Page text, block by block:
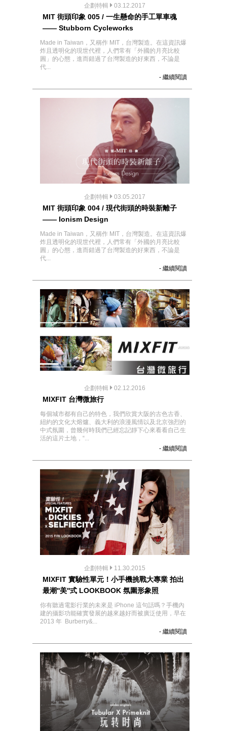
企劃特輯 03.12.2017
MIT 街頭印象 005 / 一生懸命的手工單車魂
—— Stubborn Cycleworks
Made in Taiwan，又稱作 MIT，台灣製造。在這資訊爆
炸且透明化的現世代裡，人們常有「外國的月亮比較
圓」的心態，進而錯過了台灣製造的好東西，不論是
代...
- 繼續閱讀
企劃特輯 03.05.2017
MIT 街頭印象 004 / 現代街頭的時裝新離子
—— Ionism Design
Made in Taiwan，又稱作 MIT，台灣製造。在這資訊爆
炸且透明化的現世代裡，人們常有「外國的月亮比較
圓」的心態，進而錯過了台灣製造的好東西，不論是
代...
- 繼續閱讀
企劃特輯 02.12.2016
MIXFIT 台灣微旅行
每個城市都有自己的特色，我們欣賞大阪的古色古香、
紐約的文化大熔爐、義大利的浪漫風情以及北京強烈的
中式氛圍，曾幾何時我們已經忘記靜下心來看看自己生
活的這片土地，“...
- 繼續閱讀
企劃特輯 11.30.2015
MIXFIT 實驗性單元！小手機挑戰大專業 拍出
最潮''美''式 LOOKBOOK 氛圍形象照
你有聽過電影行業的未來是 iPhone 這句話嗎？手機內
建的攝影功能確實發展的越來越好而被廣泛使用，早在
2013 年 Burberry&...
- 繼續閱讀